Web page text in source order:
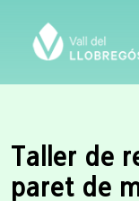
Taller de
paret de